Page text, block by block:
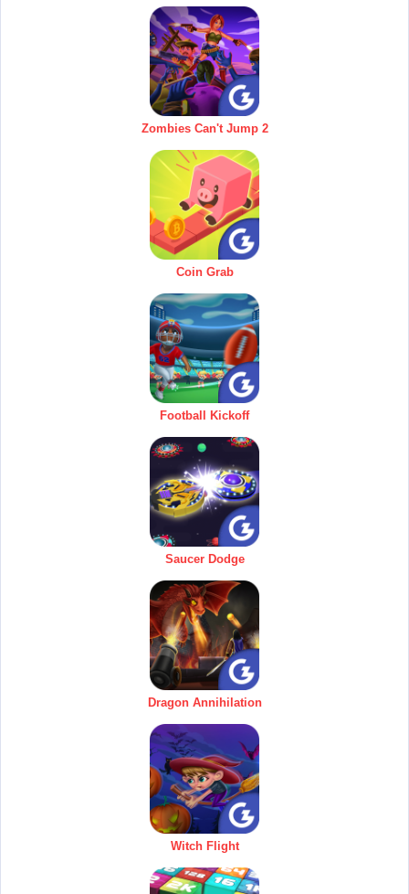
Zombies Can't Jump 2
Coin Grab
Football Kickoff
Saucer Dodge
Dragon Annihilation
Witch Flight